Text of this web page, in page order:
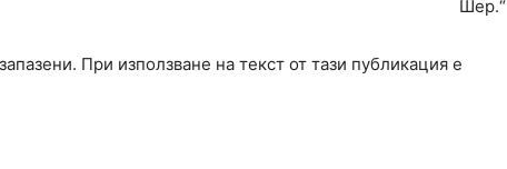
Шер.“
При използване на текст от тази публикация е